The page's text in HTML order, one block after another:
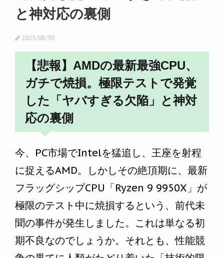
と神対応の裏側
2025/08/30
【悲報】AMDの最新最強CPU、
ガチで焼損。極限テストで発覚
した「ヤバすぎる欠陥」と神対
応の裏側
今、PC市場でIntelを猛追し、王座を射程
に捉えるAMD。しかしその絶頂期に、最新
フラッグシップCPU「Ryzen 9 9950X」が
極限のテスト中に焼損するという、前代未
聞の事件が発生しました。これは単なる初
期不良なのでしょうか。それとも、性能競